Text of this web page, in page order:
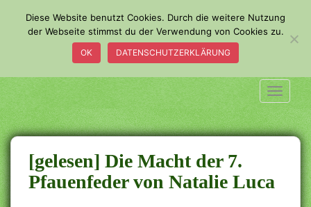
o
m
a
i
n
c
o
n
[gelesen] Die Macht der 7.
Pfauenfeder von Natalie Luca
Diese Website benutzt Cookies. Durch die weitere Nutzung
der Webseite stimmst du der Verwendung von Cookies zu.
OK DATENSCHUTZERKLÄRUNG